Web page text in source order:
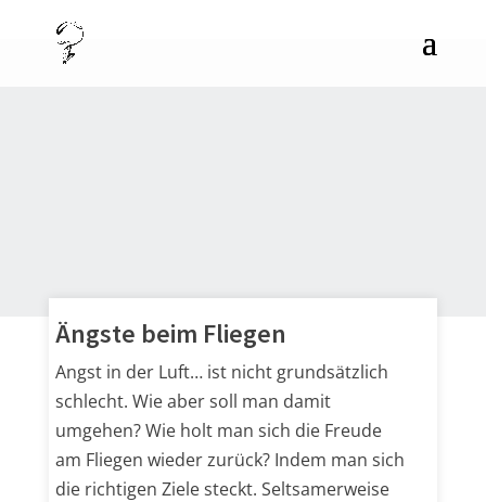
Ängste beim Fliegen
Angst in der Luft… ist nicht grundsätzlich
schlecht. Wie aber soll man damit
umgehen? Wie holt man sich die Freude
am Fliegen wieder zurück? Indem man sich
die richtigen Ziele steckt. Seltsamerweise